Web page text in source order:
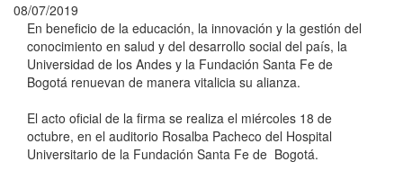
08/07/2019
En beneficio de la educación, la innovación y la gestión del
conocimiento en salud y del desarrollo social del país, la
Universidad de los Andes y la Fundación Santa Fe de
Bogotá renuevan de manera vitalicia su alianza.
El acto oficial de la firma se realiza el miércoles 18 de
octubre, en el auditorio Rosalba Pacheco del Hospital
Universitario de la Fundación Santa Fe de Bogotá.